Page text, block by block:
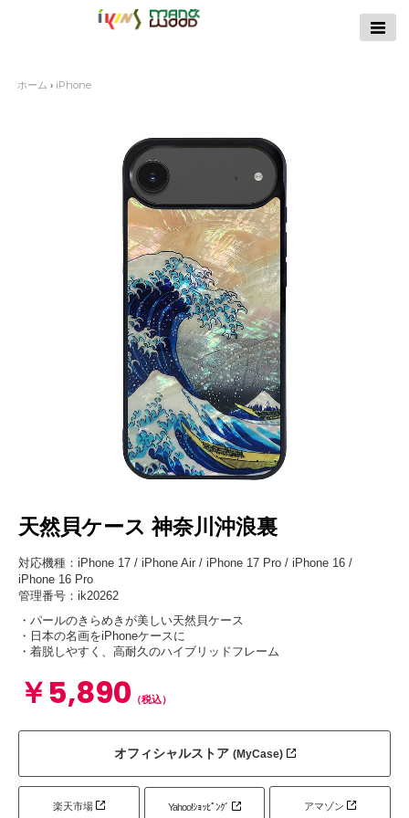
【公式サイト】
ホーム › iPhone
天然貝ケース 神奈川沖浪裏
対応機種：iPhone 17 / iPhone Air / iPhone 17 Pro / iPhone 16 /
iPhone 16 Pro
管理番号：ik20262
・パールのきらめきが美しい天然貝ケース
・日本の名画をiPhoneケースに
・着脱しやすく、高耐久のハイブリッドフレーム
￥5,890 （税込）
オフィシャルストア (MyCase)
楽天市場 Yahoo!ｼｮｯﾋﾟﾝｸﾞ アマゾン